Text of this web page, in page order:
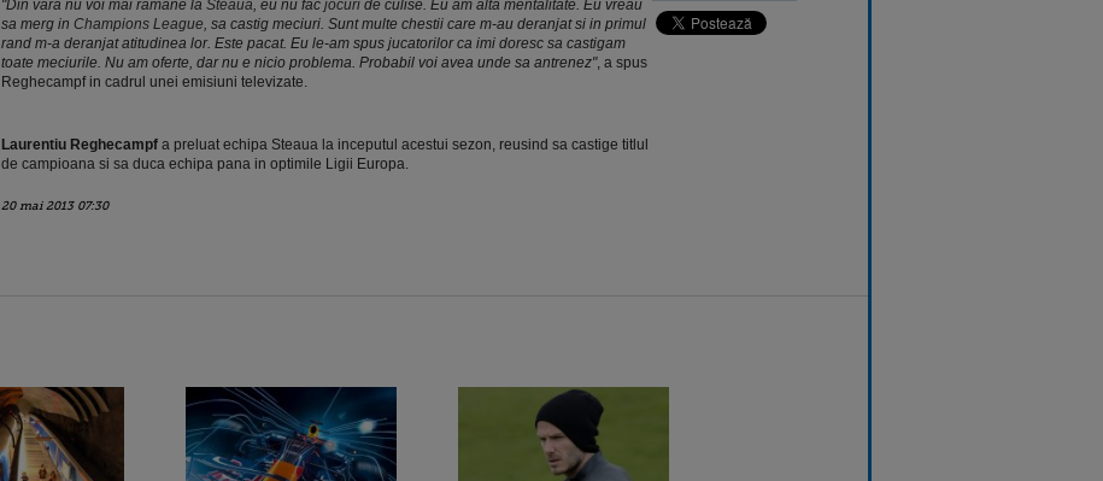
"Din vara nu voi mai ramane la Steaua, eu nu fac jocuride culise. Eu am alta mentalitate. Eu vreau
sa merg in Champions League, sa castig meciuri. Sunt multe chestii care m-au deranjat si in primul
rand m-a deranjat atitudinea lor. Este pacat. Eu le-am spus jucatorilor ca imi doresc sa castigam
toate meciurile. Nu am oferte, dar nu e nicio problema. Probabil voi avea unde sa antrenez", a spus
Reghecampf in cadrul unei emisiuni televizate.
Laurentiu Reghecampfa preluat echipa Steaua la inceputul acestui sezon, reusind sa castige titlul
de campioana si sa duca echipa pana in optimile Ligii Europa.
20 mai 2013 07:30